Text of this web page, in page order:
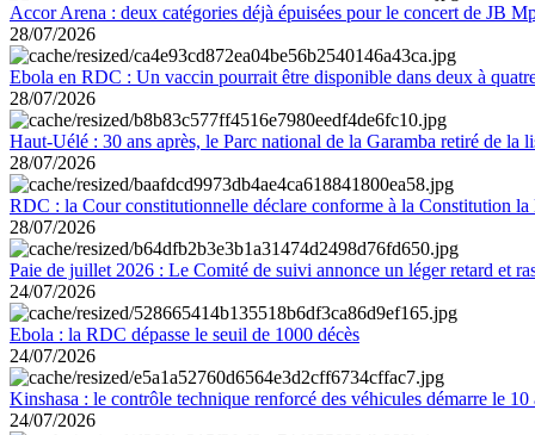
Accor Arena : deux catégories déjà épuisées pour le concert de JB
28/07/2026
Ebola en RDC : Un vaccin pourrait être disponible dans deux à
28/07/2026
Haut-Uélé : 30 ans après, le Parc national de la Garamba retiré de la
28/07/2026
RDC : la Cour constitutionnelle déclare conforme à la Constitution la
28/07/2026
Paie de juillet 2026 : Le Comité de suivi annonce un léger retard et
24/07/2026
Ebola : la RDC dépasse le seuil de 1000 décès
24/07/2026
Kinshasa : le contrôle technique renforcé des véhicules démarre le 10
24/07/2026